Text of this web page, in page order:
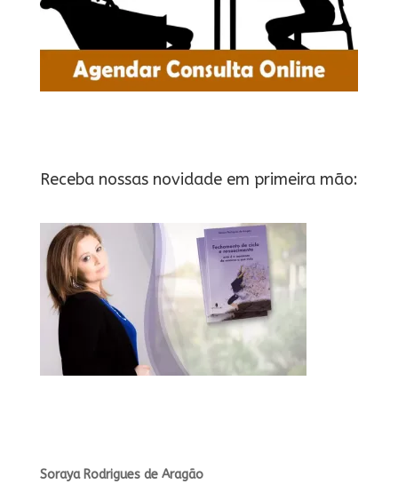
Receba nossas novidade em primeira mão:
Soraya Rodrigues de Aragão